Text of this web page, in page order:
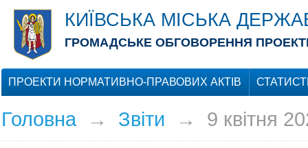
КИЇВСЬКА МІСЬКА
ГРОМАДСЬКЕ ОБГОВОРЕННЯ
ПРОЕКТИ НОРМАТИВНО-ПРАВОВИХ АКТІВ
Головна→ Звіти → 9 квітня